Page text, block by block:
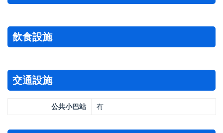
飲食設施
交通設施
公共小巴站 有